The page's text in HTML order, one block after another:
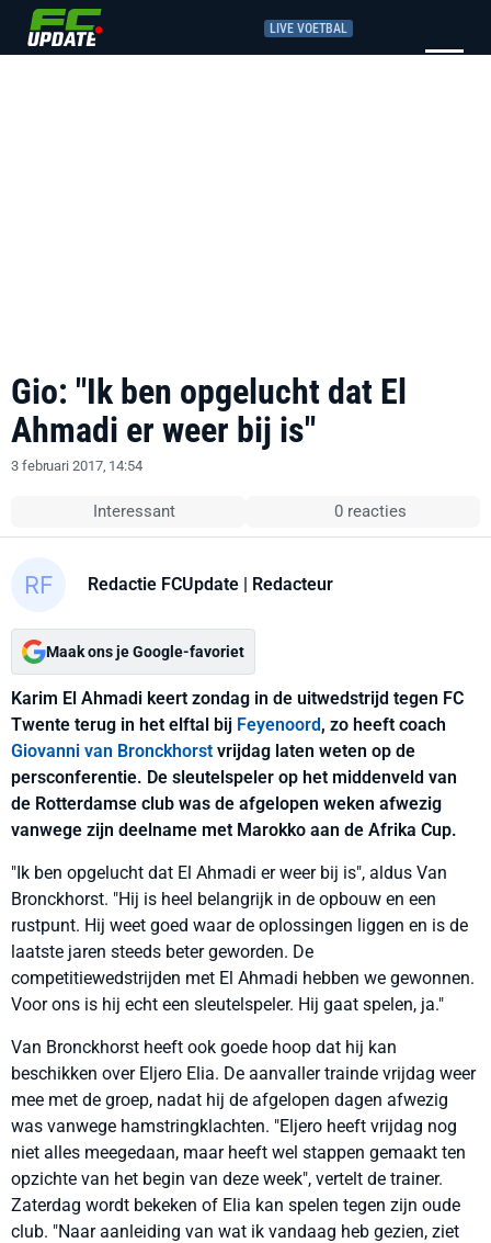
LIVE VOETBAL
Gio: "Ik ben opgelucht dat El
Ahmadi er weer bij is"
3 februari 2017, 14:54
Interessant 0 reacties
Redactie FCUpdate | Redacteur
Maak ons je Google-favoriet
Karim El Ahmadi keert zondag in de uitwedstrijd tegen FC
Twente terug in het elftal bij Feyenoord, zo heeft coach
Giovanni van Bronckhorst vrijdag laten weten op de
persconferentie. De sleutelspeler op het middenveld van
de Rotterdamse club was de afgelopen weken afwezig
vanwege zijn deelname met Marokko aan de Afrika Cup.
"Ik ben opgelucht dat El Ahmadi er weer bij is", aldus Van
Bronckhorst. "Hij is heel belangrijk in de opbouw en een
rustpunt. Hij weet goed waar de oplossingen liggen en is de
laatste jaren steeds beter geworden. De
competitiewedstrijden met El Ahmadi hebben we gewonnen.
Voor ons is hij echt een sleutelspeler. Hij gaat spelen, ja."
Van Bronckhorst heeft ook goede hoop dat hij kan
beschikken over Eljero Elia. De aanvaller trainde vrijdag weer
mee met de groep, nadat hij de afgelopen dagen afwezig
was vanwege hamstringklachten. "Eljero heeft vrijdag nog
niet alles meegedaan, maar heeft wel stappen gemaakt ten
opzichte van het begin van deze week", vertelt de trainer.
Zaterdag wordt bekeken of Elia kan spelen tegen zijn oude
club. "Naar aanleiding van wat ik vandaag heb gezien, ziet